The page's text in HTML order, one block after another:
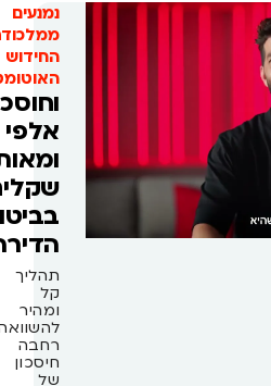
נמנעים
ממלכודת
החידוש
האוטומטי
וחוסכים
אלפי
ומאות
שקלים
בביטוח
הדירה
תהליך
ומהיר
להשוואה
רחבה
חיסכון